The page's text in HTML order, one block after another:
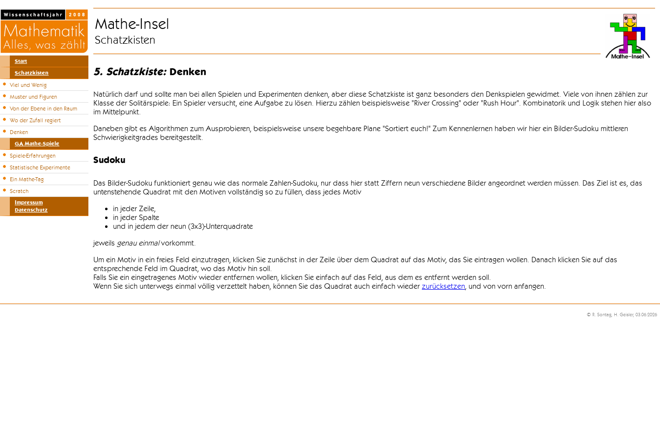
Start
Schatzkisten
Viel und Wenig
Muster und Figuren
Von der Ebene in den Raum
Wo der Zufall regiert
Denken
GA Mathe-Spiele
Spiele-Erfahrungen
Statistische Experimente
Ein Mathe-Tag
Scratch
Impressum
Datenschutz
Mathe-Insel
Schatzkisten
5. Schatzkiste:Denken
Natürlich darf und sollte man bei allen Spielen und Experimenten denken, aber diese Schatzkiste ist ganz besonders den Denkspielen gewidmet. Viele von ihnen zählen zur
Klasse der Solitärspiele: Ein Spieler versucht, eine Aufgabe zu lösen. Hierzu zählen beispielsweise "River Crossing" oder "Rush Hour". Kombinatorik und Logik stehen hier also
im Mittelpunkt.
Daneben gibt es Algorithmen zum Ausprobieren, beispielsweise unsere begehbare Plane "Sortiert euch!" Zum Kennenlernen haben wir hier ein Bilder-Sudoku mittleren
Schwierigkeitgrades bereitgestellt.
Sudoku
Das Bilder-Sudoku funktioniert genau wie das normale Zahlen-Sudoku, nur dass hier statt Ziffern neun verschiedene Bilder angeordnet werden müssen. Das Ziel ist es, das
untenstehende Quadrat mit den Motiven vollständig so zu füllen, dass jedes Motiv
in jeder Zeile,
in jeder Spalte
und in jedem der neun (3x3)-Unterquadrate
jeweils genau einmalvorkommt.
Um ein Motiv in ein freies Feld einzutragen, klicken Sie zunächst in der Zeile über dem Quadrat auf das Motiv, das Sie eintragen wollen. Danach klicken Sie auf das
entsprechende Feld im Quadrat, wo das Motiv hin soll.
Falls Sie ein eingetragenes Motiv wieder entfernen wollen, klicken Sie einfach auf das Feld, aus dem es entfernt werden soll.
Wenn Sie sich unterwegs einmal völlig verzettelt haben, können Sie das Quadrat auch einfach wieder zurücksetzen, und von vorn anfangen.
© R. Sontag, H. Geisler, 03.06.2026